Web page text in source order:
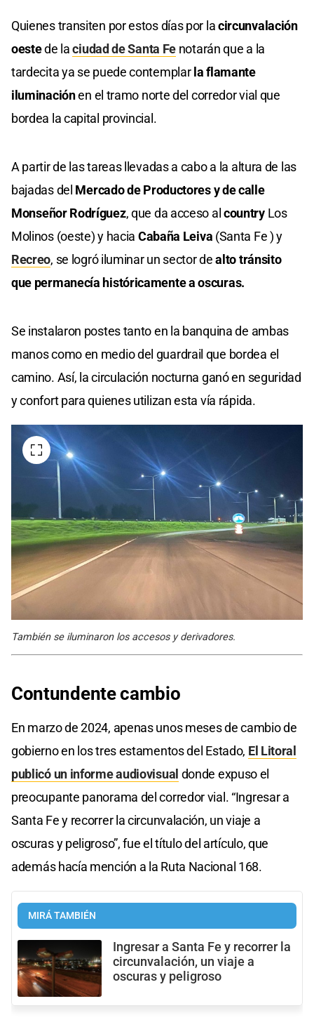
Quienes transiten por estos días por lacircunvalación
oestede laciudad de Santa Fe notarán que a la
tardecita ya se puede contemplar la flamante
iluminaciónen el tramo norte del corredor vial que
bordea la capital provincial.
A partir de las tareas llevadas a cabo a la altura de las
bajadas del Mercado de Productores y de calle
Monseñor Rodríguez, que da acceso al countryLos
Molinos (oeste) y hacia Cabaña Leiva (Santa Fe ) y
Recreo, se logró iluminar un sector dealto tránsito
que permanecía históricamente a oscuras.
Se instalaron postes tanto en la banquina de ambas
manos como en medio del guardrail que bordea el
camino. Así, la circulación nocturna ganó en seguridad
y confort para quienes utilizan esta vía rápida.
También se iluminaron los accesos y derivadores.
Contundente cambio
En marzo de 2024, apenas unos meses de cambio de
gobierno en los tres estamentos del Estado, El Litoral
publicó un informe audiovisual donde expuso el
preocupante panorama del corredor vial. “Ingresar a
Santa Fe y recorrer la circunvalación, un viaje a
oscuras y peligroso”, fue el título del artículo, que
además hacía mención a la Ruta Nacional 168.
MIRÁ TAMBIÉN
Ingresar a Santa Fe y recorrer la
circunvalación, un viaje a
oscuras y peligroso